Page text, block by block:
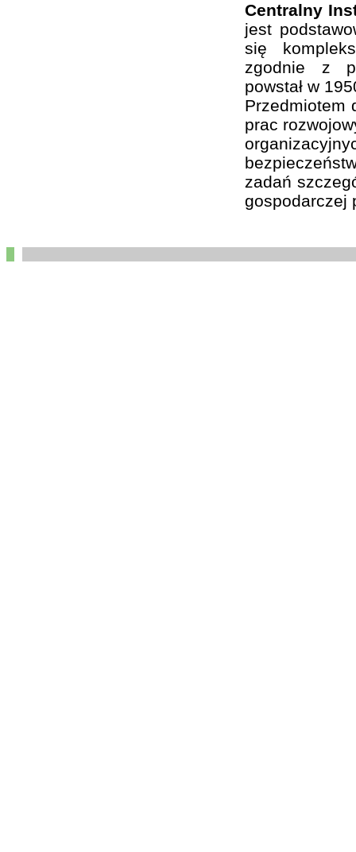
Centralny
jest
się
zgodnie z
powstał w
Przedmiotem
prac
zadań
gospodarczej